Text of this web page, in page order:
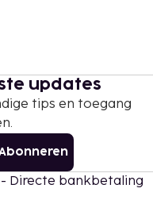
updates
tips en toegang